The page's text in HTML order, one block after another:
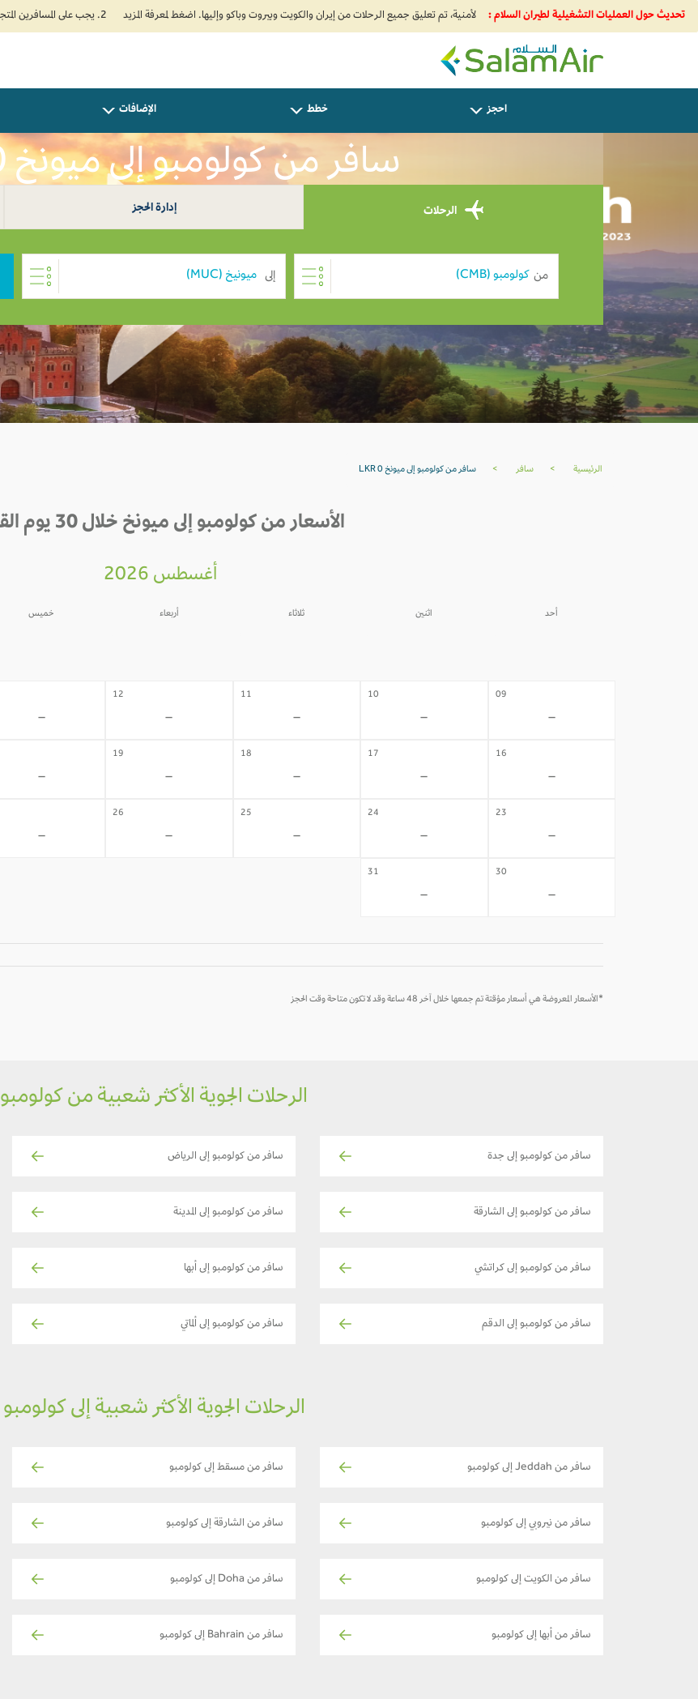
تحديث حول العمليات التشغيلية لطيران السلام : 2. يجب على المسافرين المتجهين إلى الهند تعبئة نموذج الإقرار الصحي الذاتي (Air Suvidha) الإلزامي قبل موعد الوصول بـ 24 ساعة على الأقل. اضغط هنا للدخول إلى بوابة Air Suvidha.
SalamAir
احجز خطط الإضافات
سافر من كولومبو إلى ميونخ LKR 0
الرحلات إدارة الحجز
من إلى
الرئيسية > سافر > سافر من كولومبو إلى ميونخ LKR 0
الأسعار من كولومبو إلى ميونخ خلال 30 يوم القادمة
أغسطس 2026
أحد اثنين ثلاثاء أربعاء خميس
09
-
10
-
11
-
12
-
-
16
-
17
-
18
-
19
-
-
23
-
24
-
25
-
26
-
-
30
-
31
-
*الأسعار المعروضة هي أسعار مؤقتة تم جمعها خلال آخر 48 ساعة وقد لا تكون متاحة وقت الحجز
الرحلات الجوية الأكثر شعبية من كولومبو
سافر من كولومبو إلى جدة سافر من كولومبو إلى الرياض
سافر من كولومبو إلى الشارقة سافر من كولومبو إلى المدينة
سافر من كولومبو إلى كراتشي سافر من كولومبو إلى أبها
سافر من كولومبو إلى الدقم سافر من كولومبو إلى ألماتي
الرحلات الجوية الأكثر شعبية إلى كولومبو
سافر من Jeddah إلى كولومبو سافر من مسقط إلى كولومبو
سافر من نيروبي إلى كولومبو سافر من الشارقة إلى كولومبو
سافر من الكويت إلى كولومبو سافر من Doha إلى كولومبو
سافر من أبها إلى كولومبو سافر من Bahrain إلى كولومبو